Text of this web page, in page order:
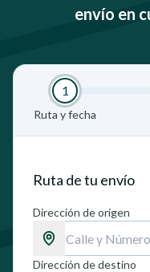
envío en
1
Ruta y fecha
Ruta de tu envío
Dirección de origen
Dirección de destino